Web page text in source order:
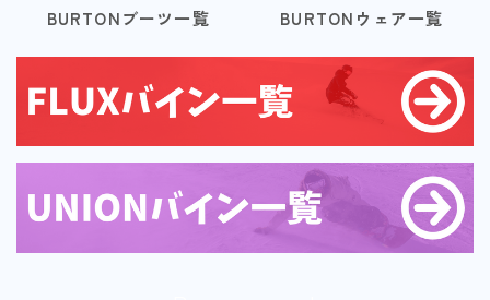
BURTONブーツ一覧 BURTONウェア一覧